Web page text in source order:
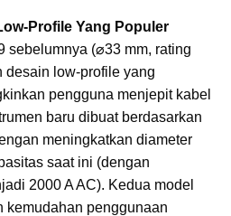
Profile Yang Populer
sebelumnya (⌀33 mm, rating
desain low-profile yang
pengguna menjepit kabel
baru dibuat berdasarkan
meningkatkan diameter
saat ini (dengan
2000 A AC). Kedua model
kemudahan penggunaan